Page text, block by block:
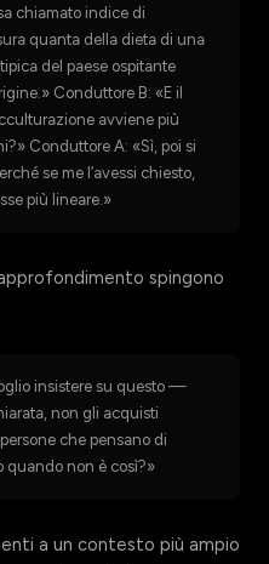
chiamato indice di
quanta della dieta di una
del paese ospitante
Conduttore B: «E il
avviene più
Conduttore A: «Sì, poi si
se me l’avessi chiesto,
più lineare.»
spingono
insistere su questo —
non gli acquisti
che pensano di
quando non è così?»
a un contesto più ampio